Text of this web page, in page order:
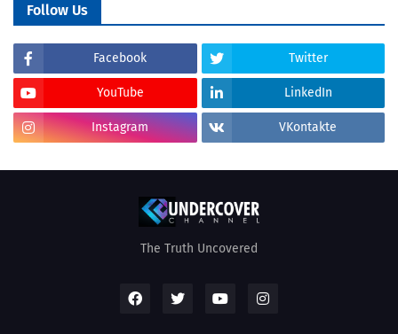
Follow Us
Facebook Twitter
YouTube LinkedIn
Instagram VKontakte
The Truth Uncovered